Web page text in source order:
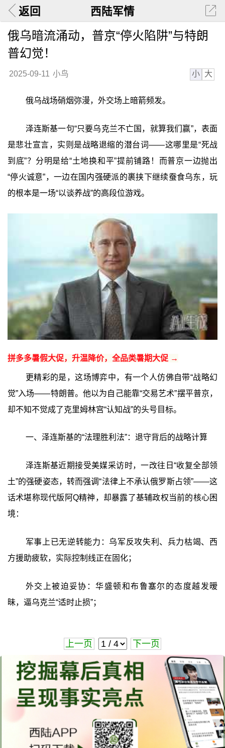
返回 西陆军情
俄乌暗流涌动，普京“停火陷阱”与特朗
普幻觉！
2025-09-11 小鸟 小 大
俄乌战场硝烟弥漫，外交场上暗箭频发。
泽连斯基一句“只要乌克兰不亡国，就算我们赢”，表面
是悲壮宣言，实则是战略退缩的潜台词——这哪里是“死战
到底”？分明是给“土地换和平”提前铺路！而普京一边抛出
“停火诚意”，一边在国内强硬派的裹挟下继续蚕食乌东，玩
的根本是一场“以谈养战”的高段位游戏。
拼多多暑假大促，升温降价，全品类暑期大促 →
更精彩的是，这场博弈中，有一个人仿佛自带“战略幻
觉”入场——特朗普。他以为自己能靠“交易艺术”摆平普京，
却不知不觉成了克里姆林宫“认知战”的头号目标。
一、泽连斯基的“法理胜利法”：退守背后的战略计算
泽连斯基近期接受美媒采访时，一改往日“收复全部领
土”的强硬姿态，转而强调“法律上不承认俄罗斯占领”——这
话术堪称现代版阿Q精神，却暴露了基辅政权当前的核心困
境：
军事上已无逆转能力：乌军反攻失利、兵力枯竭、西
方援助疲软，实际控制线正在固化；
外交上被迫妥协：华盛顿和布鲁塞尔的态度越发暧
昧，逼乌克兰“适时止损”；
上一页 下一页